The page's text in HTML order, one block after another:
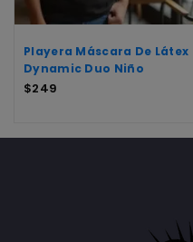
Playera Máscara De Látex
Dynamic Duo Niño
$249